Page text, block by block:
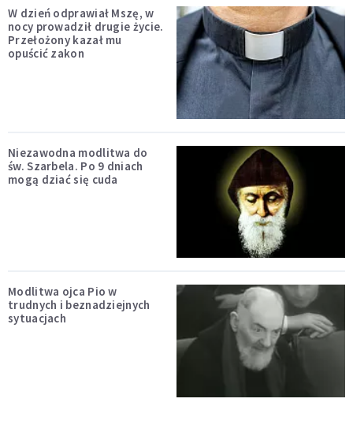
W dzień odprawiał Mszę, w
nocy prowadził drugie życie.
Przełożony kazał mu
opuścić zakon
Niezawodna modlitwa do
św. Szarbela. Po 9 dniach
mogą dziać się cuda
Modlitwa ojca Pio w
trudnych i beznadziejnych
sytuacjach